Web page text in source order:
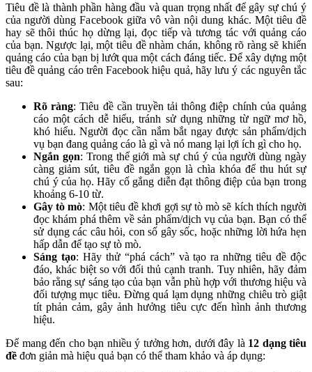
Tiêu đề là thành phần hàng đầu và quan trọng nhất để gây sự chú ý
của người dùng Facebook giữa vô vàn nội dung khác. Một tiêu đề
hay sẽ thôi thúc họ dừng lại, đọc tiếp và tương tác với quảng cáo
của bạn. Ngược lại, một tiêu đề nhàm chán, không rõ ràng sẽ khiến
quảng cáo của bạn bị lướt qua một cách đáng tiếc. Để xây dựng một
tiêu đề quảng cáo trên Facebook hiệu quả, hãy lưu ý các nguyên tắc
sau:
Rõ ràng: Tiêu đề cần truyền tải thông điệp chính của quảng
cáo một cách dễ hiểu, tránh sử dụng những từ ngữ mơ hồ,
khó hiểu. Người đọc cần nắm bắt ngay được sản phẩm/dịch
vụ bạn đang quảng cáo là gì và nó mang lại lợi ích gì cho họ.
Ngắn gọn: Trong thế giới mà sự chú ý của người dùng ngày
càng giảm sút, tiêu đề ngắn gọn là chìa khóa để thu hút sự
chú ý của họ. Hãy cố gắng diễn đạt thông điệp của bạn trong
khoảng 6-10 từ.
Gây tò mò: Một tiêu đề khơi gợi sự tò mò sẽ kích thích người
đọc khám phá thêm về sản phẩm/dịch vụ của bạn. Bạn có thể
sử dụng các câu hỏi, con số gây sốc, hoặc những lời hứa hẹn
hấp dẫn để tạo sự tò mò.
Sáng tạo: Hãy thử “phá cách” và tạo ra những tiêu đề độc
đáo, khác biệt so với đối thủ cạnh tranh. Tuy nhiên, hãy đảm
bảo rằng sự sáng tạo của bạn vẫn phù hợp với thương hiệu và
đối tượng mục tiêu. Đừng quá lạm dụng những chiêu trò giật
tít phản cảm, gây ảnh hưởng tiêu cực đến hình ảnh thương
hiệu.
Để mang đến cho bạn nhiều ý tưởng hơn, dưới đây là 12 dạng tiêu
đề đơn giản mà hiệu quả bạn có thể tham khảo và áp dụng: